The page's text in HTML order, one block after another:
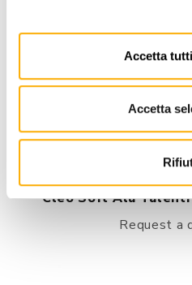
Accetta
Accetta
Talenti
Cleo Soft Alu Talenti
Request a